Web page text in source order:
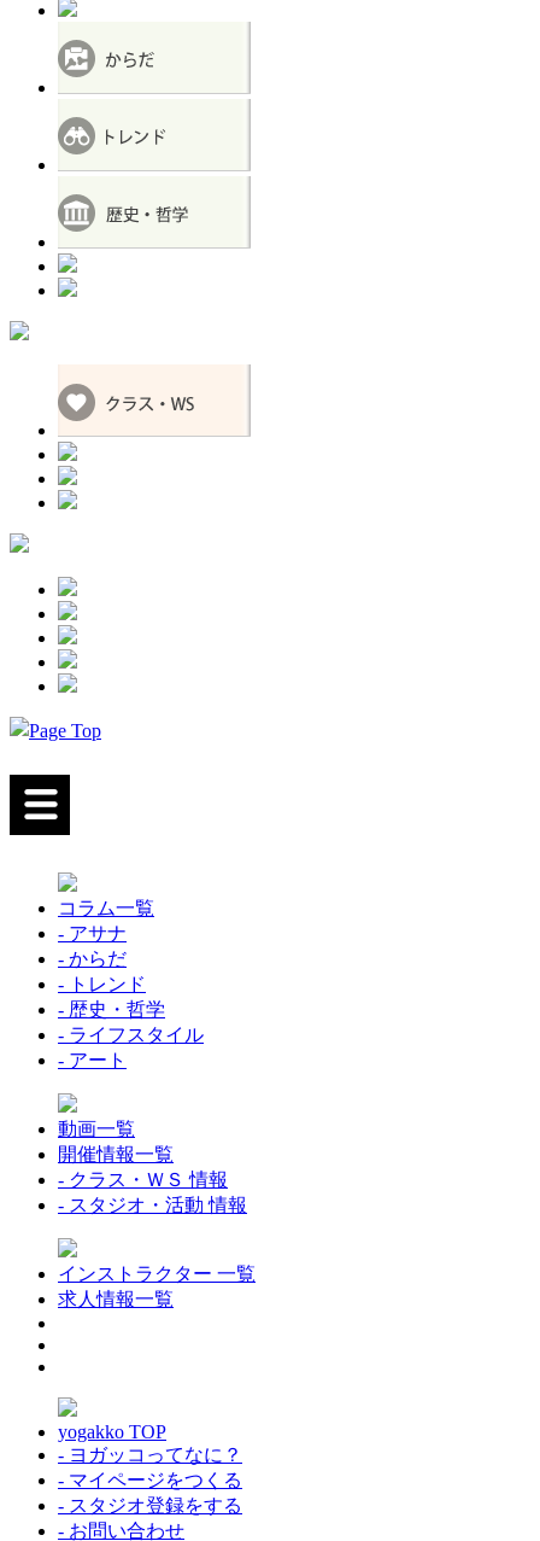
コラム一覧
- アサナ
- からだ
- トレンド
- 歴史・哲学
- ライフスタイル
- アート
動画一覧
開催情報一覧
- クラス・ＷＳ 情報
- スタジオ・活動 情報
インストラクター 一覧
求人情報一覧
yogakko TOP
- ヨガッコってなに？
- マイページをつくる
- スタジオ登録をする
- お問い合わせ